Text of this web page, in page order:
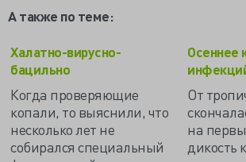
А также по теме:
Халатно-вирусно-
бацильно
Когда проверяющие
копали, то выяснили, что
несколько лет не
собирался специальный
Осеннее
От
на
дикость